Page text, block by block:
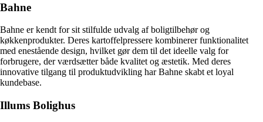
Bahne
Bahne er kendt for sit stilfulde udvalg af boligtilbehør og
køkkenprodukter. Deres kartoffelpressere kombinerer funktionalitet
med enestående design, hvilket gør dem til det ideelle valg for
forbrugere, der værdsætter både kvalitet og æstetik. Med deres
innovative tilgang til produktudvikling har Bahne skabt et loyal
kundebase.
Illums Bolighus